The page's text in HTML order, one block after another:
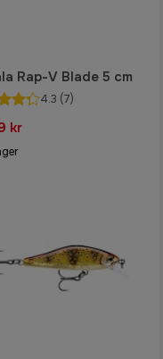
Rap-V Blade 5 cm
4.3 (7)
kr